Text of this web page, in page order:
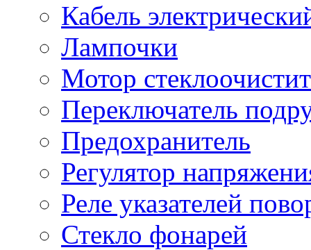
Кабель
Лампочки
Мотор
Переключатель
Предохранитель
Регулятор
Реле указателей
Стекло фонарей